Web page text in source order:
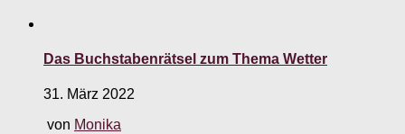
Das Buchstabenrätsel zum Thema Wetter
31. März 2022
von Monika